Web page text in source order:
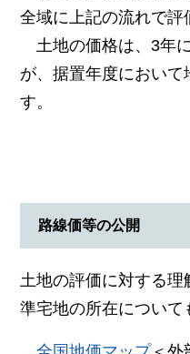
全域に上記の流れで評
土地の価格は、3年
が、据置年度におい
す。
路線価等の公開
土地の評価に対する
準宅地の所在について